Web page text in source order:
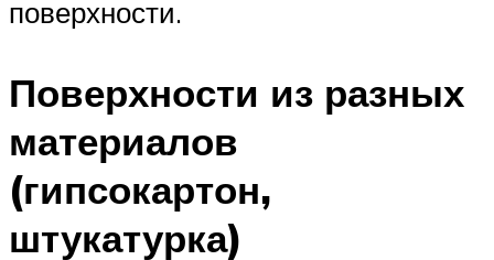
поверхности.
Поверхности из разных
материалов
(гипсокартон,
штукатурка)